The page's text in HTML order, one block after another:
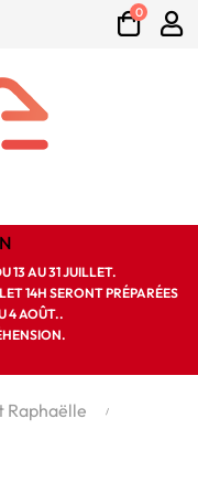
0
13 AU 31 JUILLET.
14H SERONT PRÉPARÉES
4 AOÛT..
Raphaëlle